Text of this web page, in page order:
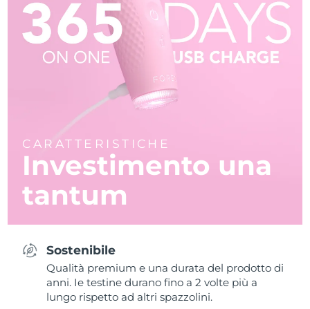
CARATTERISTICHE
Investimento una
tantum
Sostenibile
Qualità premium e una durata del prodotto di
anni. Ie testine durano fino a 2 volte più a
lungo rispetto ad altri spazzolini.